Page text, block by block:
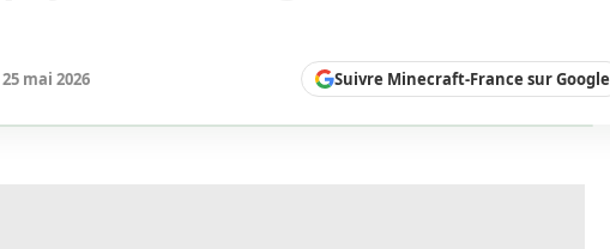
25 mai 2026 Suivre Minecraft-France sur Google